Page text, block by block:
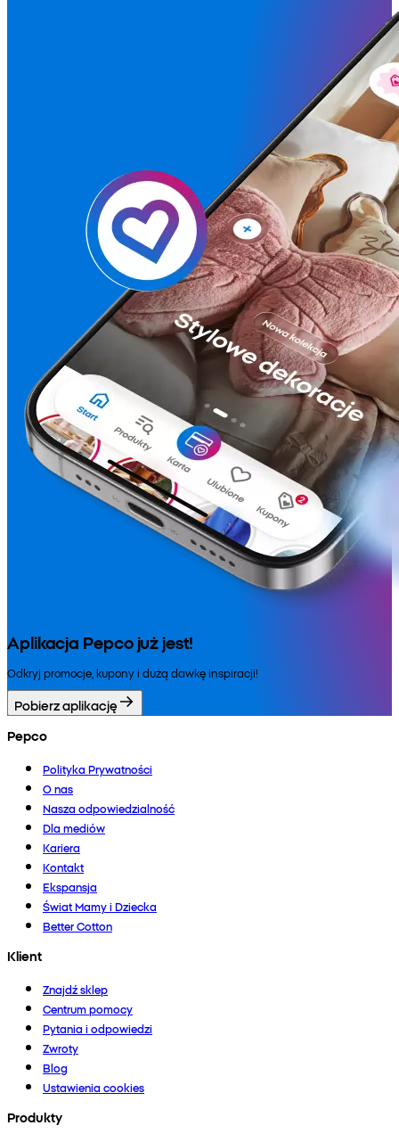
Aplikacja Pepco już jest!
Odkryj promocje, kupony i dużą dawkę inspiracji!
Pobierz aplikację
Pepco
Polityka Prywatności
O nas
Nasza odpowiedzialność
Dla mediów
Kariera
Kontakt
Ekspansja
Świat Mamy i Dziecka
Better Cotton
Klient
Znajdź sklep
Centrum pomocy
Pytania i odpowiedzi
Zwroty
Blog
Ustawienia cookies
Produkty